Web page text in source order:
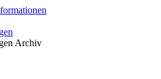
Archiv